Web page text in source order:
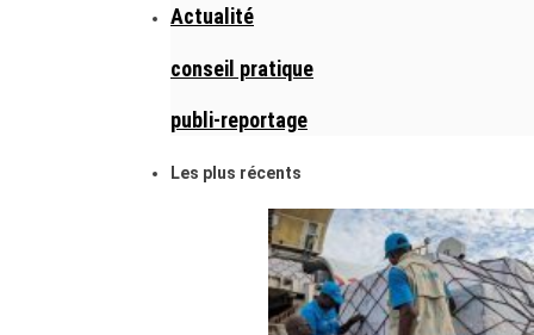
Actualité
conseil pratique
publi-reportage
Les plus récents